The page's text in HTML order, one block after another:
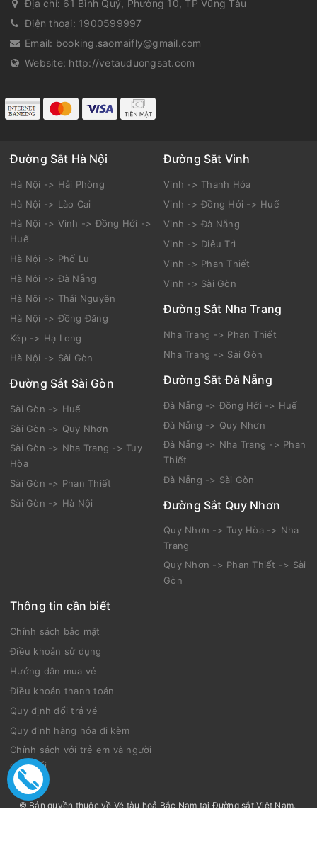
Địa chỉ: 61 Bình Quý, Phường 10, TP Vũng Tàu
Điện thoại: 1900599997
Email: booking.saomaifly@gmail.com
Website: http://vetauduongsat.com
Đường Sắt Hà Nội
Hà Nội -> Hải Phòng
Hà Nội -> Lào Cai
Hà Nội -> Vinh -> Đồng Hới ->
Huế
Hà Nội -> Phố Lu
Hà Nội -> Đà Nẵng
Hà Nội -> Thái Nguyên
Hà Nội -> Đồng Đăng
Kép -> Hạ Long
Hà Nội -> Sài Gòn
Đường Sắt Sài Gòn
Sài Gòn -> Huế
Sài Gòn -> Quy Nhơn
Sài Gòn -> Nha Trang -> Tuy
Hòa
Sài Gòn -> Phan Thiết
Sài Gòn -> Hà Nội
Đường Sắt Vinh
Vinh -> Thanh Hóa
Vinh -> Đồng Hới -> Huế
Vinh -> Đà Nẵng
Vinh -> Diêu Trì
Vinh -> Phan Thiết
Vinh -> Sài Gòn
Đường Sắt Nha Trang
Nha Trang -> Phan Thiết
Nha Trang -> Sài Gòn
Đường Sắt Đà Nẵng
Đà Nẵng -> Đồng Hới -> Huế
Đà Nẵng -> Quy Nhơn
Đà Nẵng -> Nha Trang -> Phan
Thiết
Đà Nẵng -> Sài Gòn
Đường Sắt Quy Nhơn
Quy Nhơn -> Tuy Hòa -> Nha
Trang
Quy Nhơn -> Phan Thiết -> Sài
Gòn
Thông tin cần biết
Chính sách bảo mật
Điều khoản sử dụng
Hướng dẫn mua vé
Điều khoản thanh toán
Quy định đổi trả vé
Quy định hàng hóa đi kèm
Chính sách với trẻ em và người
cao tuổi
© Bản quyền thuộc về Vé tàu hoả Bắc Nam tại Đường sắt Việt Nam.